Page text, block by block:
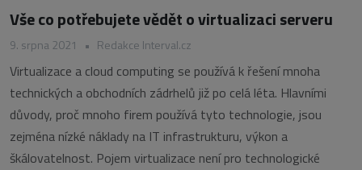
Vše co potřebujete vědět o virtualizaci serveru
9. srpna 2021 • Redakce Interval.cz
Virtualizace a cloud computing se používá k řešení mnoha
technických a obchodních zádrhelů již po celá léta. Hlavními
důvody, proč mnoho firem používá tyto technologie, jsou
zejména nízké náklady na IT infrastrukturu, výkon a
škálovatelnost. Pojem virtualizace není pro technologické